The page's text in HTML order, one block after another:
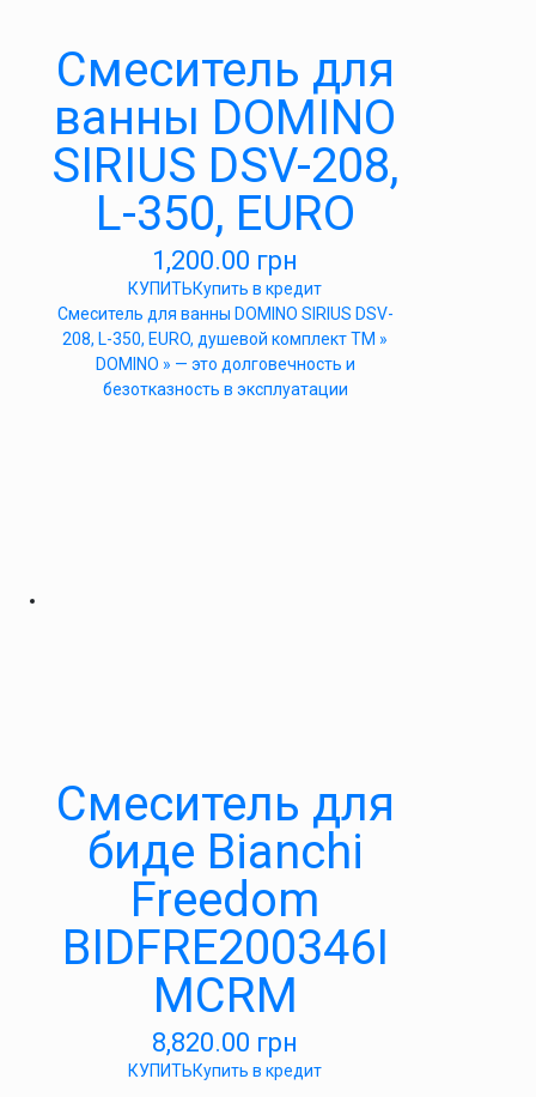
Смеситель для
ванны DOMINO
SIRIUS DSV-208,
L-350, EURO
1,200.00 грн
КУПИТЬКупить в кредит
Cмеситель для ванны DOMINO SIRIUS DSV-
208, L-350, EURO, душевой комплект ТМ »
DOMINO » — это долговечность и
безотказность в эксплуатации
Смеситель для
биде Bianchi
Freedom
BIDFRE200346I
MCRM
8,820.00 грн
КУПИТЬКупить в кредит